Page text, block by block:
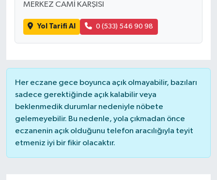
MERKEZ CAMİ KARŞISI
Yol Tarifi Al 0 (533) 546 90 98
Her eczane gece boyunca açık olmayabilir, bazıları
sadece gerektiğinde açık kalabilir veya
beklenmedik durumlar nedeniyle nöbete
gelemeyebilir. Bu nedenle, yola çıkmadan önce
eczanenin açık olduğunu telefon aracılığıyla teyit
etmeniz iyi bir fikir olacaktır.